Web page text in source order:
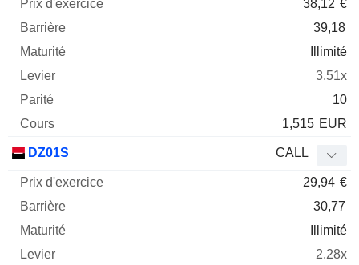
38,12 €
39,18
Illimité
3.51x
10
1,515 EUR
DZ01S CALL
29,94 €
30,77
Illimité
2.28x